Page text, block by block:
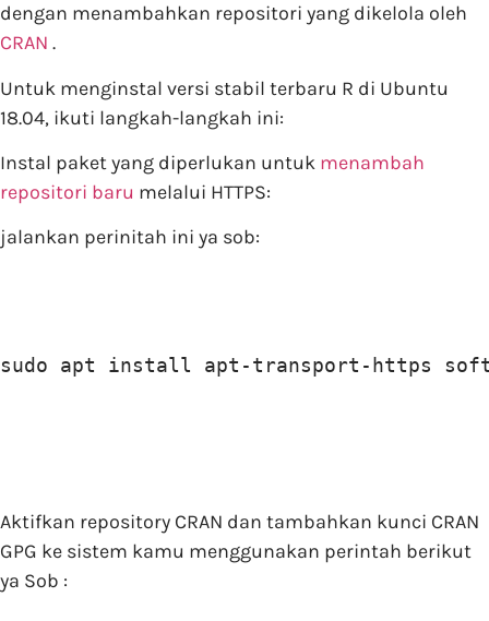
dengan menambahkan repositori yang dikelola oleh
CRAN .
Untuk menginstal versi stabil terbaru R di Ubuntu
18.04, ikuti langkah-langkah ini:
Instal paket yang diperlukan untuk menambah
repositori baru melalui HTTPS:
jalankan perinitah ini ya sob:
sudo apt install apt-transport-https
Aktifkan repository CRAN dan tambahkan kunci CRAN
GPG ke sistem kamu menggunakan perintah berikut
ya Sob :